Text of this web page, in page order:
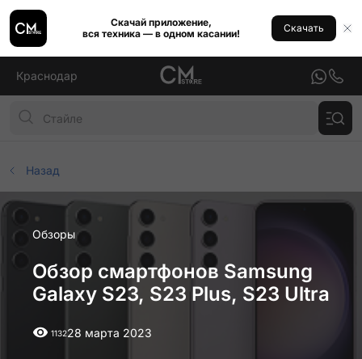
Скачай приложение,
вся техника — в одном касании!
Скачать
Краснодар
Назад
Обзоры
Обзор смартфонов Samsung
Galaxy S23, S23 Plus, S23 Ultra
113228 марта 2023